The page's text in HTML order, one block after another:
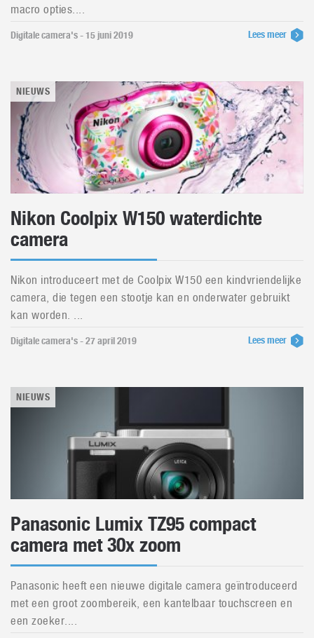
macro opties....
Digitale camera's - 15 juni 2019 Lees meer
NIEUWS
Nikon Coolpix W150 waterdichte
camera
Nikon introduceert met de Coolpix W150 een kindvriendelijke
camera, die tegen een stootje kan en onderwater gebruikt
kan worden. ...
Digitale camera's - 27 april 2019 Lees meer
NIEUWS
Panasonic Lumix TZ95 compact
camera met 30x zoom
Panasonic heeft een nieuwe digitale camera geïntroduceerd
met een groot zoombereik, een kantelbaar touchscreen en
een zoeker....